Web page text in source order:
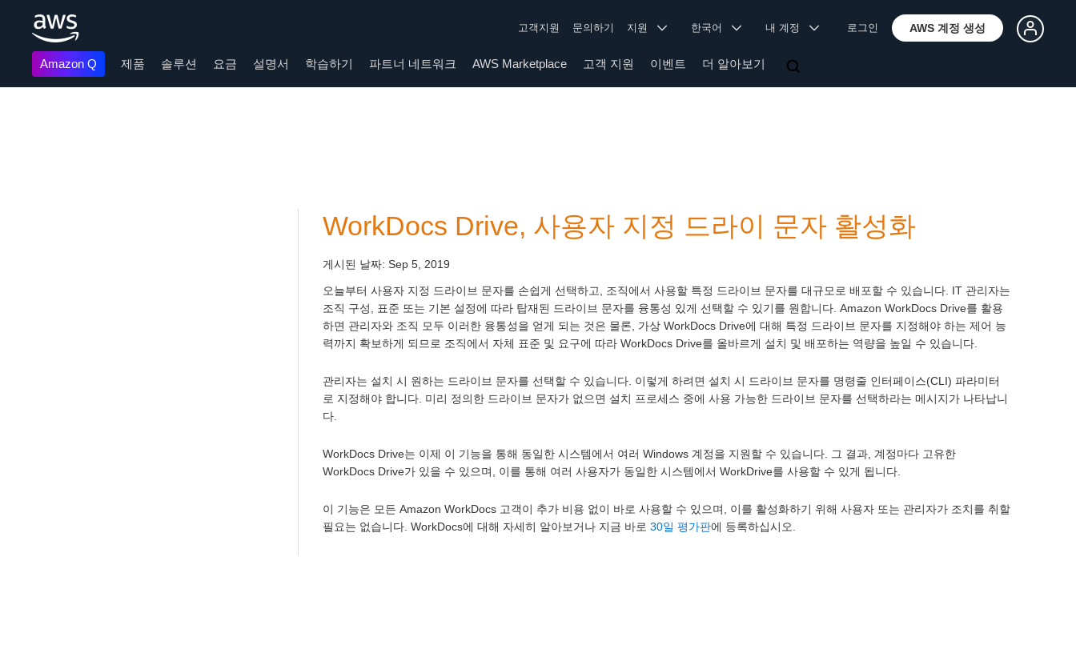
고객지원 문의하기 지원 한국어 내 계정 로그인 AWS 계정 생성
Amazon Q 제품 솔루션 요금 설명서 학습하기 파트너 네트워크 AWS Marketplace 고객 지원 이벤트 더 알아보기
WorkDocs Drive, 사용자 지정 드라이 문자 활성화
게시된 날짜: Sep 5, 2019
오늘부터 사용자 지정 드라이브 문자를 손쉽게 선택하고, 조직에서 사용할 특정 드라이브 문자를 대규모로 배포할 수 있습니다. IT 관리자는
조직 구성, 표준 또는 기본 설정에 따라 탑재된 드라이브 문자를 융통성 있게 선택할 수 있기를 원합니다. Amazon WorkDocs Drive를 활용
하면 관리자와 조직 모두 이러한 융통성을 얻게 되는 것은 물론, 가상 WorkDocs Drive에 대해 특정 드라이브 문자를 지정해야 하는 제어 능
력까지 확보하게 되므로 조직에서 자체 표준 및 요구에 따라 WorkDocs Drive를 올바르게 설치 및 배포하는 역량을 높일 수 있습니다.
관리자는 설치 시 원하는 드라이브 문자를 선택할 수 있습니다. 이렇게 하려면 설치 시 드라이브 문자를 명령줄 인터페이스(CLI) 파라미터
로 지정해야 합니다. 미리 정의한 드라이브 문자가 없으면 설치 프로세스 중에 사용 가능한 드라이브 문자를 선택하라는 메시지가 나타납니
다.
WorkDocs Drive는 이제 이 기능을 통해 동일한 시스템에서 여러 Windows 계정을 지원할 수 있습니다. 그 결과, 계정마다 고유한
WorkDocs Drive가 있을 수 있으며, 이를 통해 여러 사용자가 동일한 시스템에서 WorkDrive를 사용할 수 있게 됩니다.
이 기능은 모든 Amazon WorkDocs 고객이 추가 비용 없이 바로 사용할 수 있으며, 이를 활성화하기 위해 사용자 또는 관리자가 조치를 취할
필요는 없습니다. WorkDocs에 대해 자세히 알아보거나 지금 바로 30일 평가판에 등록하십시오.